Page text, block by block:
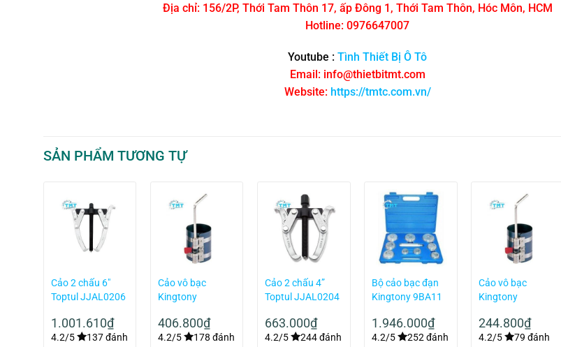
Địa chỉ: 156/2P, Thới Tam Thôn 17, ấp Đông 1, Thới Tam Thôn, Hóc Môn, HCM
Hotline: 0976647007
Youtube : Tình Thiết Bị Ô Tô
Email: info@thietbitmt.com
Website: https://tmtc.com.vn/
SẢN PHẨM TƯƠNG TỰ
Cảo 2 chấu 6″
Toptul JJAL0206
1.001.610₫
4.2/5
137 đánh
Cảo vô bạc
Kingtony
406.800₫
4.2/5
178 đánh
Cảo 2 chấu 4”
Toptul JJAL0204
663.000₫
4.2/5
244 đánh
Bộ cảo bạc đạn
Kingtony 9BA11
1.946.000₫
4.2/5
252 đánh
Cảo vô bạc
Kingtony
244.800₫
4.2/5
79 đánh